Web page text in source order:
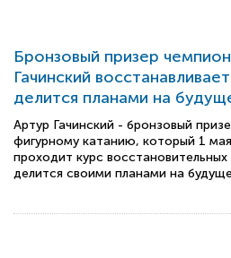
Бронзовый призер
Гачинский
делится планами на
Артур Гачинский - бронзовый
фигурному катанию, который 1
проходит курс
делится своими планами на